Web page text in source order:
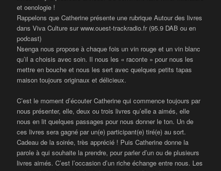
et oenologie !
Rappelons que Catherine présente une rubrique Autour des livres
dans Viva Culture sur www.ouest-trackradio.fr (95.9 DAB ou en
podcast)
Nsenga nous propose à chaque fois un vin rouge et un vin blanc
qu’il a choisis avec soin. Il nous les « raconte » pour nous les
mettre en bouche et nous les sert avec quelques petits tapas
maison toujours originaux et délicieux.
C’est le moment d’écouter Catherine qui commence toujours par
nous présenter, elle, deux ou trois livres qu’elle a aimés, elle
nous en lit quelques passages pour nous donner le ton. Un de
ces livres sera gagné par un(e) participant(e) tiré(e) au sort.
Cadeau de la soirée, très apprécié ! Puis Catherine donne la
parole à qui souhaite la prendre, pour parler d’un ou de plusieurs
livres aimés. C’est l’occasion d’un riche échange entre nous. Les